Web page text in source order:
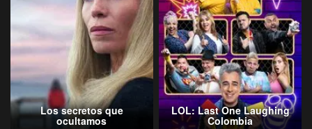
Los secretos que
ocultamos
LOL: Last One Laughing
Colombia